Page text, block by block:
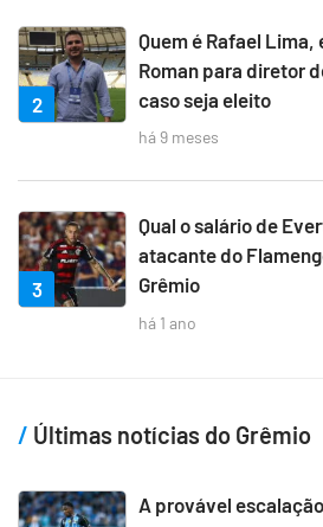
2
Quem é Rafael
Roman para diretor
caso seja eleito
há 9 meses
3
Qual o salário de
atacante do
Grêmio
há 1 ano
Últimas notícias do Grêmio
A provável